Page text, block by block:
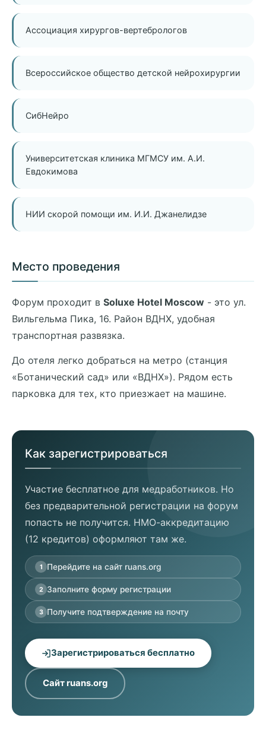
Ассоциация хирургов-вертебрологов
Всероссийское общество детской нейрохирургии
СибНейро
Университетская клиника МГМСУ им. А.И.
Евдокимова
НИИ скорой помощи им. И.И. Джанелидзе
Место проведения
Форум проходит в Soluxe Hotel Moscow - это ул.
Вильгельма Пика, 16. Район ВДНХ, удобная
транспортная развязка.
До отеля легко добраться на метро (станция
«Ботанический сад» или «ВДНХ»). Рядом есть
парковка для тех, кто приезжает на машине.
Как зарегистрироваться
Участие бесплатное для медработников. Но
без предварительной регистрации на форум
попасть не получится. НМО-аккредитацию
(12 кредитов) оформляют там же.
1 Перейдите на сайт ruans.org
2 Заполните форму регистрации
3 Получите подтверждение на почту
Зарегистрироваться бесплатно
Сайт ruans.org